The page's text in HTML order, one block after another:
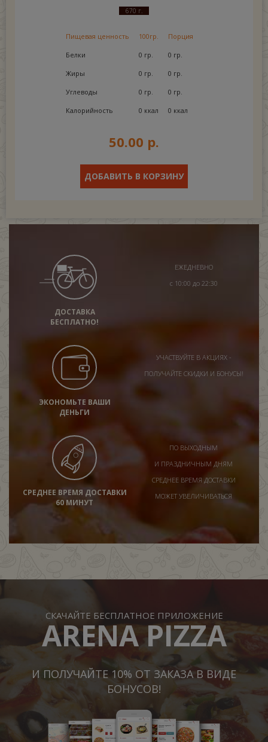
670 г.
Пищевая ценность 100гр. Порция
Белки 0 гр. 0 гр.
Жиры 0 гр. 0 гр.
Углеводы 0 гр. 0 гр.
Калорийность 0 ккал 0 ккал
50.00 р.
ДОБАВИТЬ В КОРЗИНУ
ДОСТАВКА
БЕСПЛАТНО!
ЕЖЕДНЕВНО
с 10:00 до 22:30
ЭКОНОМЬТЕ ВАШИ
ДЕНЬГИ
УЧАСТВУЙТЕ В АКЦИЯХ -
ПОЛУЧАЙТЕ СКИДКИ И БОНУСЫ!
СРЕДНЕЕ ВРЕМЯ ДОСТАВКИ
60 МИНУТ
ПО ВЫХОДНЫМ
И ПРАЗДНИЧНЫМ ДНЯМ
СРЕДНЕЕ ВРЕМЯ ДОСТАВКИ
МОЖЕТ УВЕЛИЧИВАТЬСЯ
СКАЧАЙТЕ БЕСПЛАТНОЕ ПРИЛОЖЕНИЕ
ARENA PIZZA
И ПОЛУЧАЙТЕ 10% ОТ ЗАКАЗА В ВИДЕ
БОНУСОВ!